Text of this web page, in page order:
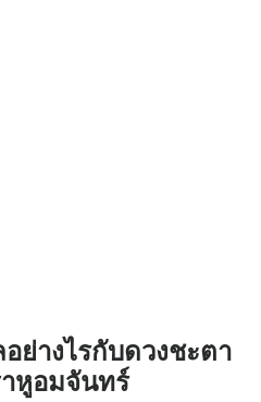
ย่างไรกับดวงชะตา
หูอมจันทร์